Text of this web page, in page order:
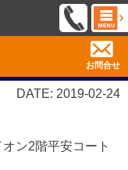
お問合せ
DATE: 2019-02-24
ン2階平安コート